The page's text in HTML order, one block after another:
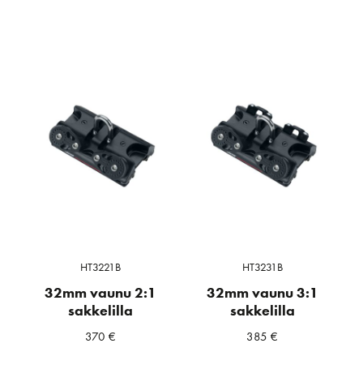
HT3221B
32mm vaunu 2:1
sakkelilla
370€
HT3231B
32mm vaunu 3:1
sakkelilla
385€